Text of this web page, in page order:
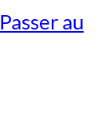
Passer au